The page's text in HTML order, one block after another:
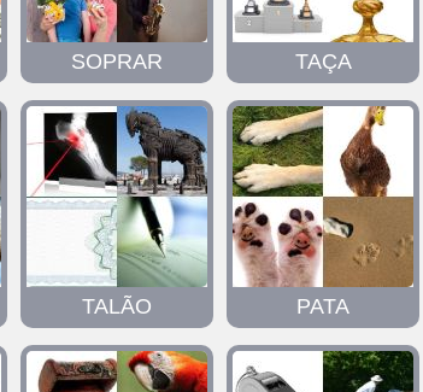
SOPRAR TAÇA
TALÃO PATA